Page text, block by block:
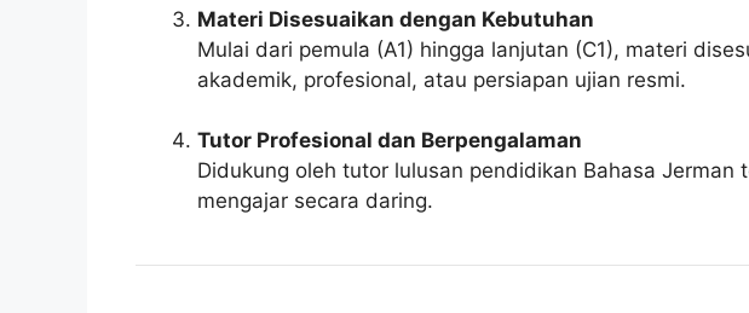
Materi Disesuaikan dengan Kebutuhan
Mulai dari pemula (A1) hingga lanjutan (C1), materi
akademik, profesional, atau persiapan ujian resmi.
Tutor Profesional dan Berpengalaman
Didukung oleh tutor lulusan pendidikan Bahasa Jerman
mengajar secara daring.